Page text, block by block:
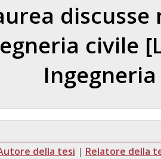
discusse
civile
della tesi | Relatore della